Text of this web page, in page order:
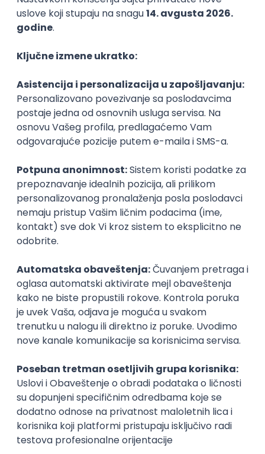
Trenutno nema oglasa po traženim kriterijumima
pretrage.
Pogledaj slične oglase ili izmeni kriterijume pretrage
OGLASI PO KRITERIJUMU WebSockets
Middle/Senior Software Engineer
(Frontend)
Devexperts
Remote
04.09.2026.
Istaknuti poslodavci
Okupljamo IT zajednicu, podižemo
transparentnost domaćeg IT tržišta rada i
efikasno spajamo kandidate i poslodavce.